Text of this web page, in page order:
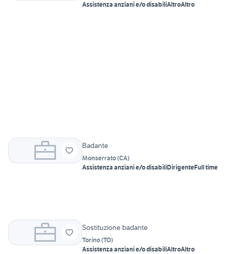
Assistenza anziani e/o disabiliAltroAltro
Badante
Monserrato(CA)
Assistenza anziani e/o disabiliDirigenteFull time
Sostituzione badante
Torino(TO)
Assistenza anziani e/o disabiliAltroAltro